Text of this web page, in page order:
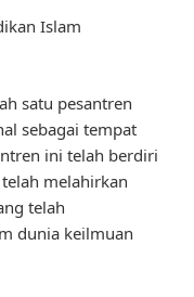
Islam
satu pesantren
sebagai tempat
ini telah berdiri
melahirkan
telah
dunia keilmuan